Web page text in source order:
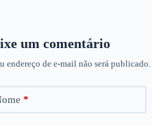
um comentário
endereço de e-mail não será publicado.
*